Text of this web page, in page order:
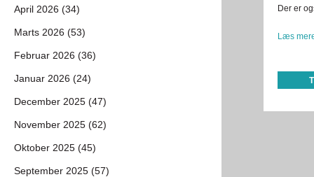
Der er
Læs
April 2026 (34)
Marts 2026 (53)
Februar 2026 (36)
Januar 2026 (24)
December 2025 (47)
November 2025 (62)
Oktober 2025 (45)
September 2025 (57)